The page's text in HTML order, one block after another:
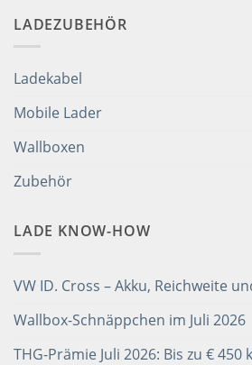
LADEZUBEHÖR
Ladekabel
Mobile Lader
Wallboxen
Zubehör
LADE KNOW-HOW
VW ID. Cross – Akku, Reichweite
Wallbox-Schnäppchen im Juli 2026
THG-Prämie Juli 2026: Bis zu € 450